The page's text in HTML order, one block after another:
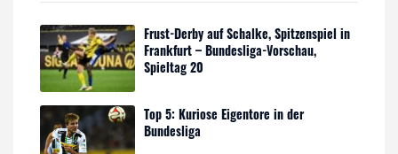
Frust-Derby auf Schalke, Spitzenspiel in
Frankfurt – Bundesliga-Vorschau,
Spieltag 20
Top 5: Kuriose Eigentore in der
Bundesliga